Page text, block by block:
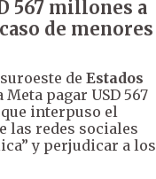
567 millones a
de menores
de Estados
pagar USD 567
interpuso el
las redes sociales
y perjudicar a los